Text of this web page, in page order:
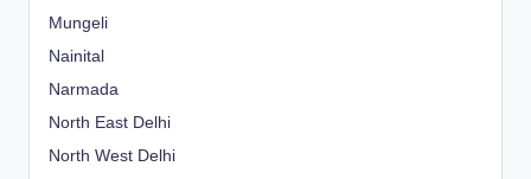
Mungeli
Nainital
Narmada
North East Delhi
North West Delhi